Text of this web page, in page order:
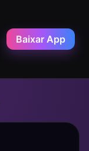
Baixar App